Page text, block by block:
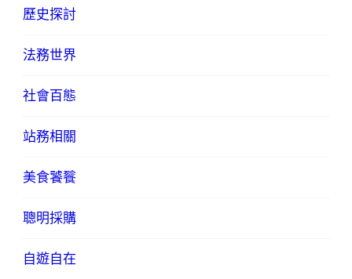
歷史探討
法務世界
社會百態
站務相關
美食饕餮
聰明採購
自遊自在